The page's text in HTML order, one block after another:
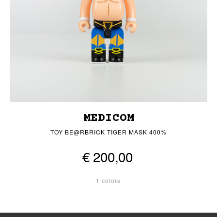
MEDICOM
TOY BE@RBRICK TIGER MASK 400%
€ 200,00
1 colore